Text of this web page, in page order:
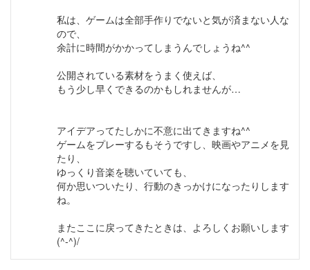
私は、ゲームは全部手作りでないと気が済まない人な
ので、
余計に時間がかかってしまうんでしょうね^^
公開されている素材をうまく使えば、
もう少し早くできるのかもしれませんが…
アイデアってたしかに不意に出てきますね^^
ゲームをプレーするもそうですし、映画やアニメを見
たり、
ゆっくり音楽を聴いていても、
何か思いついたり、行動のきっかけになったりします
ね。
またここに戻ってきたときは、よろしくお願いします
(^-^)/